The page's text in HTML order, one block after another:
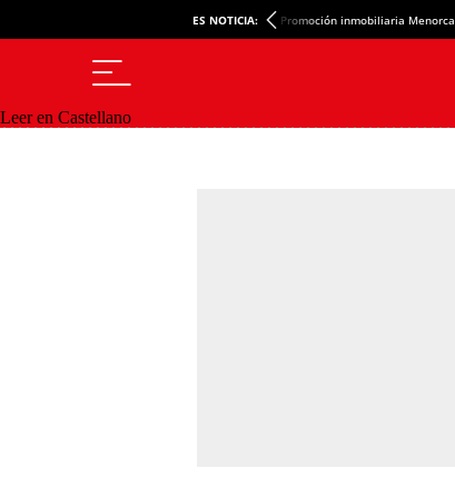
ES NOTICIA: Promoción inmobiliaria Menorca
Leer en Castellano